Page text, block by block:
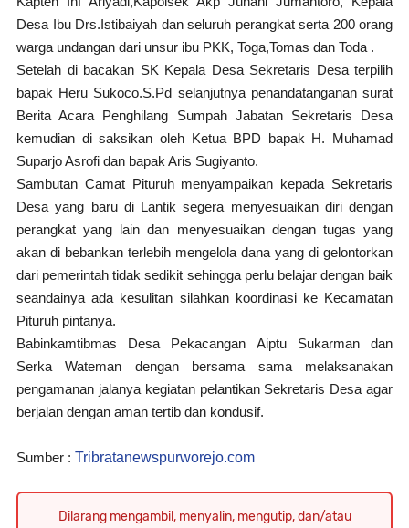
Desa Ibu Drs.Istibaiyah dan seluruh perangkat serta 200 orang
warga undangan dari unsur ibu PKK, Toga,Tomas dan Toda .
Setelah di bacakan SK Kepala Desa Sekretaris Desa terpilih
bapak Heru Sukoco.S.Pd selanjutnya penandatanganan surat
Berita Acara Penghilang Sumpah Jabatan Sekretaris Desa
kemudian di saksikan oleh Ketua BPD bapak H. Muhamad
Suparjo Asrofi dan bapak Aris Sugiyanto.
Sambutan Camat Pituruh menyampaikan kepada Sekretaris
Desa yang baru di Lantik segera menyesuaikan diri dengan
perangkat yang lain dan menyesuaikan dengan tugas yang
akan di bebankan terlebih mengelola dana yang di gelontorkan
dari pemerintah tidak sedikit sehingga perlu belajar dengan baik
seandainya ada kesulitan silahkan koordinasi ke Kecamatan
Pituruh pintanya.
Babinkamtibmas Desa Pekacangan Aiptu Sukarman dan
Serka Wateman dengan bersama sama melaksanakan
pengamanan jalanya kegiatan pelantikan Sekretaris Desa agar
berjalan dengan aman tertib dan kondusif.
Sumber : Tribratanewspurworejo.com
Dilarang mengambil, menyalin, mengutip, dan/atau